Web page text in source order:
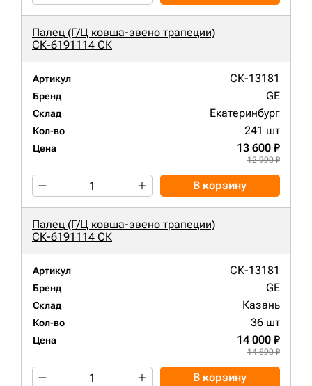
Палец (Г/Ц ковша-звено трапеции)
СК-6191114 СК
Артикул СК-13181
Бренд GE
Склад Екатеринбург
Кол-во 241 шт
Цена 13 600 ₽
12 990 ₽
В корзину
Палец (Г/Ц ковша-звено трапеции)
СК-6191114 СК
Артикул СК-13181
Бренд GE
Склад Казань
Кол-во 36 шт
Цена 14 000 ₽
14 690 ₽
В корзину